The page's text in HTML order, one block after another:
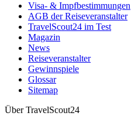
Visa- & Impfbestimmungen
AGB der Reiseveranstalter
TravelScout24 im Test
Magazin
News
Reiseveranstalter
Gewinnspiele
Glossar
Sitemap
Über TravelScout24